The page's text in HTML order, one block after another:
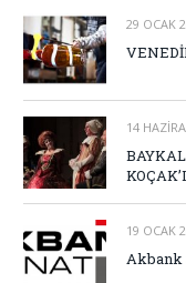
29 OCAK
14
19 OCAK
Akbank